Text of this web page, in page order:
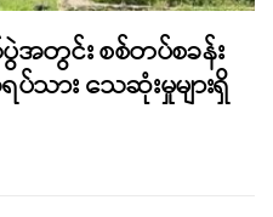
င်း စစ်တပ်စခန်း
သား သေဆုံးမှုများရှိ